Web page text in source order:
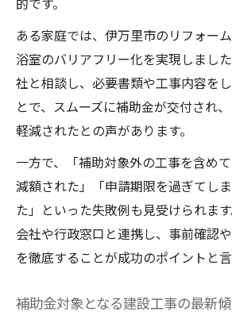
ある家庭では、伊万里市のリフォー
浴室のバリアフリー化を実現しまし
社と相談し、必要書類や工事内容を
とで、スムーズに補助金が交付され
軽減されたとの声があります。
一方で、「補助対象外の工事を含め
減額された」「申請期限を過ぎてし
た」といった失敗例も見受けられま
会社や行政窓口と連携し、事前確認
を徹底することが成功のポイントと言
補助金対象となる建設工事の最新